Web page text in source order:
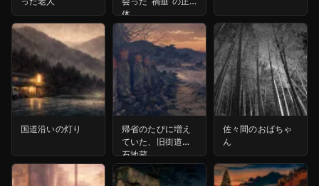
体
国道沿いの灯り
帰省のたびに増え
ていた、旧街道の
石地蔵
佐々間のおばちゃ
ん